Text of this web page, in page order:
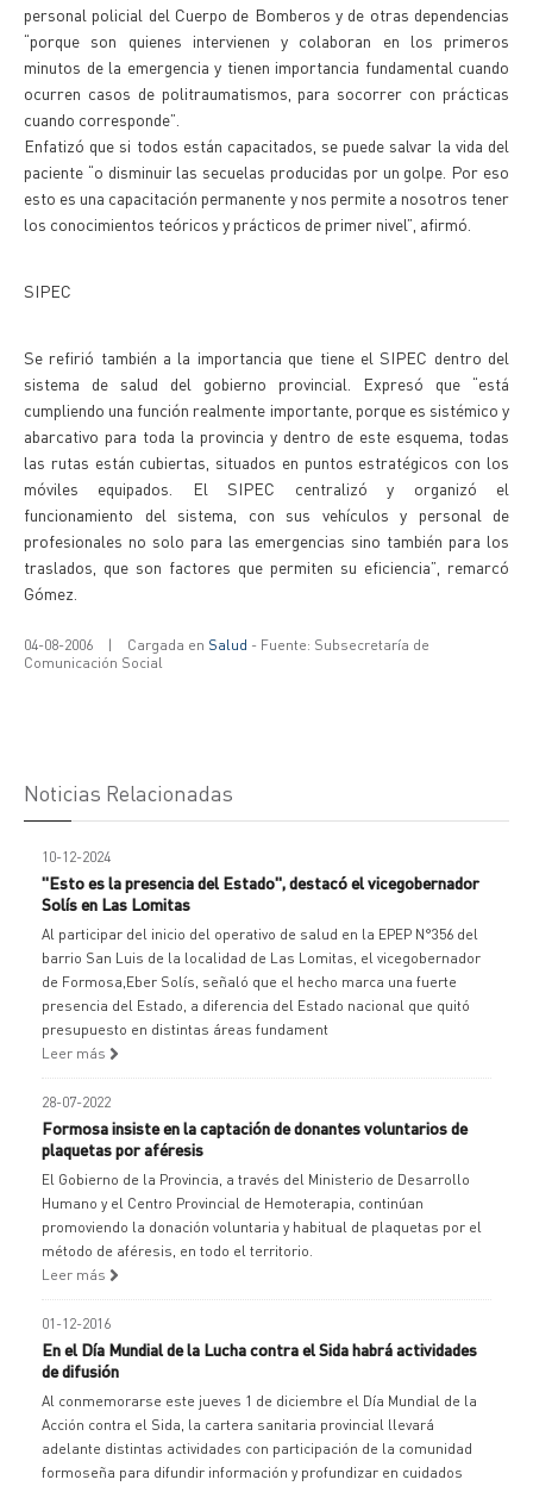
personal policial del Cuerpo de Bomberos y de otras dependencias
“porque son quienes intervienen y colaboran en los primeros
minutos de la emergencia y tienen importancia fundamental cuando
ocurren casos de politraumatismos, para socorrer con prácticas
cuando corresponde”.
Enfatizó que si todos están capacitados, se puede salvar la vida del
paciente “o disminuir las secuelas producidas por un golpe. Por eso
esto es una capacitación permanente y nos permite a nosotros tener
los conocimientos teóricos y prácticos de primer nivel”, afirmó.
SIPEC
Se refirió también a la importancia que tiene el SIPEC dentro del
sistema de salud del gobierno provincial. Expresó que “está
cumpliendo una función realmente importante, porque es sistémico y
abarcativo para toda la provincia y dentro de este esquema, todas
las rutas están cubiertas, situados en puntos estratégicos con los
móviles equipados. El SIPEC centralizó y organizó el
funcionamiento del sistema, con sus vehículos y personal de
profesionales no solo para las emergencias sino también para los
traslados, que son factores que permiten su eficiencia”, remarcó
Gómez.
04-08-2006 | Cargada en Salud - Fuente: Subsecretaría de
Comunicación Social
Noticias Relacionadas
10-12-2024
"Esto es la presencia del Estado", destacó el vicegobernador
Solís en Las Lomitas
Al participar del inicio del operativo de salud en la EPEP N°356 del
barrio San Luis de la localidad de Las Lomitas, el vicegobernador
de Formosa,Eber Solís, señaló que el hecho marca una fuerte
presencia del Estado, a diferencia del Estado nacional que quitó
presupuesto en distintas áreas fundament
Leer más
28-07-2022
Formosa insiste en la captación de donantes voluntarios de
plaquetas por aféresis
El Gobierno de la Provincia, a través del Ministerio de Desarrollo
Humano y el Centro Provincial de Hemoterapia, continúan
promoviendo la donación voluntaria y habitual de plaquetas por el
método de aféresis, en todo el territorio.
Leer más
01-12-2016
En el Día Mundial de la Lucha contra el Sida habrá actividades
de difusión
Al conmemorarse este jueves 1 de diciembre el Día Mundial de la
Acción contra el Sida, la cartera sanitaria provincial llevará
adelante distintas actividades con participación de la comunidad
formoseña para difundir información y profundizar en cuidados